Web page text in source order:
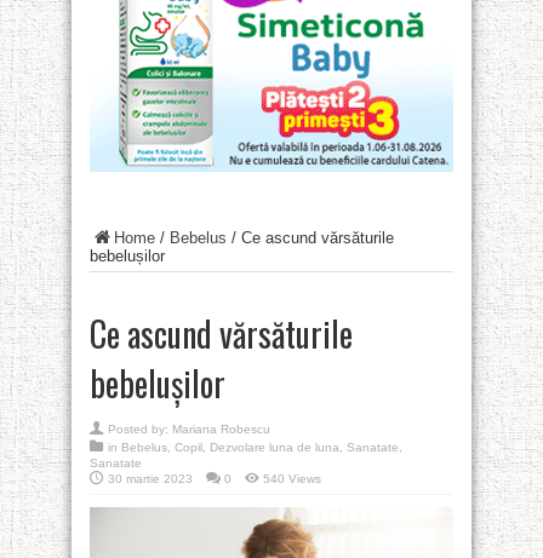
Home / Bebelus / Ce ascund vărsăturile
bebelușilor
Ce ascund vărsăturile
bebelușilor
Posted by: Mariana Robescu
in Bebelus Copil Dezvolare luna de luna Sanatate
Sanatate
30 martie 2023
0 540 Views